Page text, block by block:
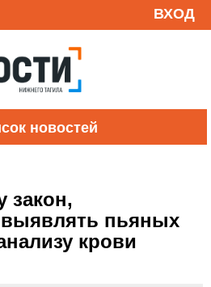
ВХОД
новостей
закон,
пьяных
крови